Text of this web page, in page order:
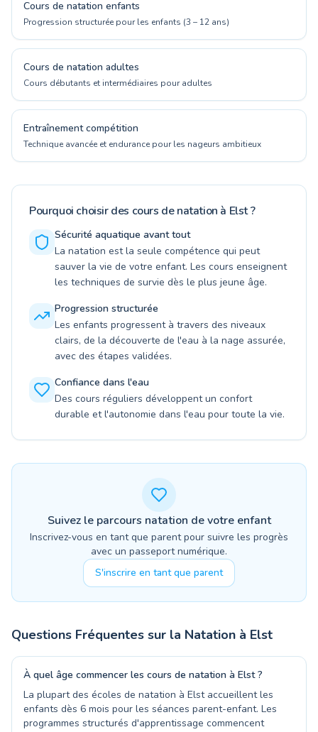
Cours de natation enfants
Progression structurée pour les enfants (3 – 12 ans)
Cours de natation adultes
Cours débutants et intermédiaires pour adultes
Entraînement compétition
Technique avancée et endurance pour les nageurs ambitieux
Pourquoi choisir des cours de natation à Elst ?
Sécurité aquatique avant tout
La natation est la seule compétence qui peut
sauver la vie de votre enfant. Les cours enseignent
les techniques de survie dès le plus jeune âge.
Progression structurée
Les enfants progressent à travers des niveaux
clairs, de la découverte de l'eau à la nage assurée,
avec des étapes validées.
Confiance dans l'eau
Des cours réguliers développent un confort
durable et l'autonomie dans l'eau pour toute la vie.
Suivez le parcours natation de votre enfant
Inscrivez-vous en tant que parent pour suivre les progrès
avec un passeport numérique.
S'inscrire en tant que parent
Questions Fréquentes sur la Natation à Elst
À quel âge commencer les cours de natation à Elst ?
La plupart des écoles de natation à Elst accueillent les
enfants dès 6 mois pour les séances parent-enfant. Les
programmes structurés d'apprentissage commencent